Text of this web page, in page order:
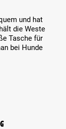
und hat
die Weste
Tasche für
bei Hunde